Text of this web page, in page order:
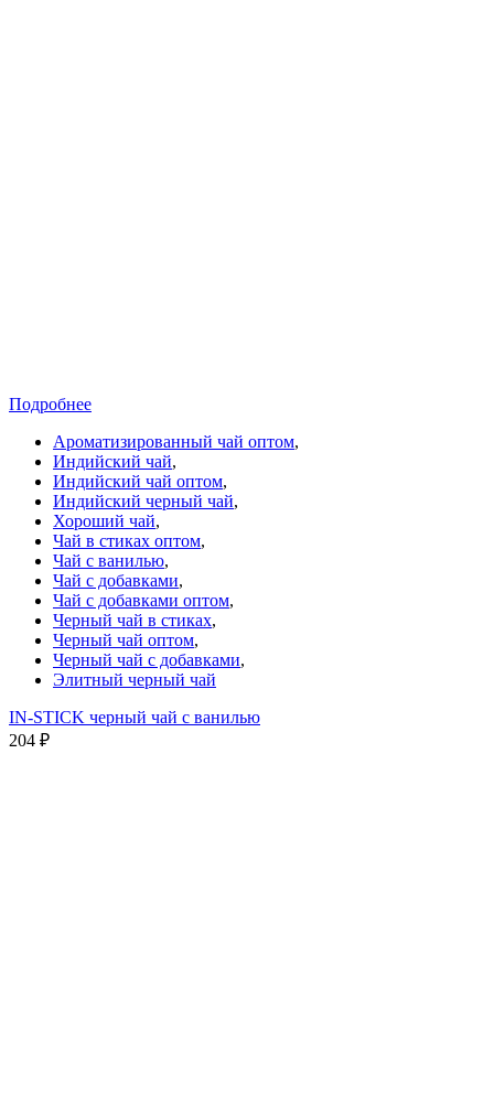
Подробнее
Ароматизированный чай оптом,
Индийский чай,
Индийский чай оптом,
Индийский черный чай,
Хороший чай,
Чай в стиках оптом,
Чай с ванилью,
Чай с добавками,
Чай с добавками оптом,
Черный чай в стиках,
Черный чай оптом,
Черный чай с добавками,
Элитный черный чай
IN-STICK черный чай с ванилью
204 ₽